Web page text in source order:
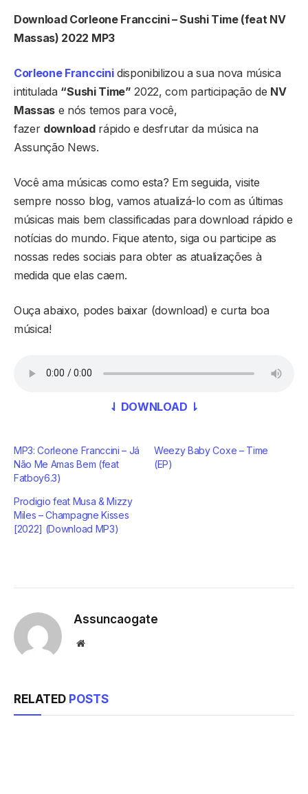
Download Corleone Franccini – Sushi Time (feat NV
Massas) 2022 MP3
Corleone Franccinidisponibilizou a sua nova música
intitulada “Sushi Time” 2022, com participação de NV
Massas e nós temos para você,
fazer downloadrápido e desfrutar da música na
Assunção News.
Você ama músicas como esta? Em seguida, visite
sempre nosso blog, vamos atualizá-lo com as últimas
músicas mais bem classificadas para download rápido e
notícias do mundo. Fique atento, siga ou participe as
nossas redes sociais para obter as atualizações à
medida que elas caem.
Ouça abaixo, podes baixar (download) e curta boa
música!
⇃ DOWNLOAD ⇂
MP3: Corleone Franccini – Já
Não Me Amas Bem (feat
Fatboy6.3)
Weezy Baby Coxe – Time
(EP)
Prodigio feat Musa & Mizzy
Miles – Champagne Kisses
[2022] (Download MP3)
Assuncaogate
Website
RELATED POSTS